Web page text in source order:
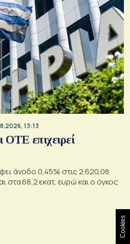
13:13
επιχειρεί
άνοδο 0,45% στις 2.620,08
στα 68,2 εκατ. ευρώ και ο όγκος
Cookies